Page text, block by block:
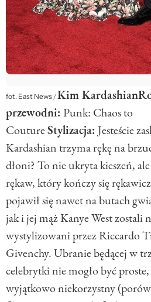
fot. East News/Kim Kardashian
przewodni: Punk: Chaos to
CoutureStylizacja: Jesteście
Kardashian trzyma rękę na
dłoni? To nie ukryta kieszeń,
rękaw, który kończy się
pojawił się nawet na butach
jak i jej mąż Kanye West zostali
wystylizowani przez Riccardo
Givenchy. Ubranie będącej w
celebrytki nie mogło być
wyjątkowo niekorzystny